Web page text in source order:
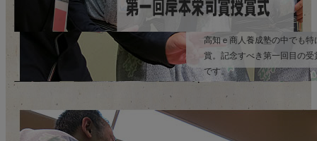
高知ｅ商人養成塾の中でも
賞。記念すべき第一回目の
です。